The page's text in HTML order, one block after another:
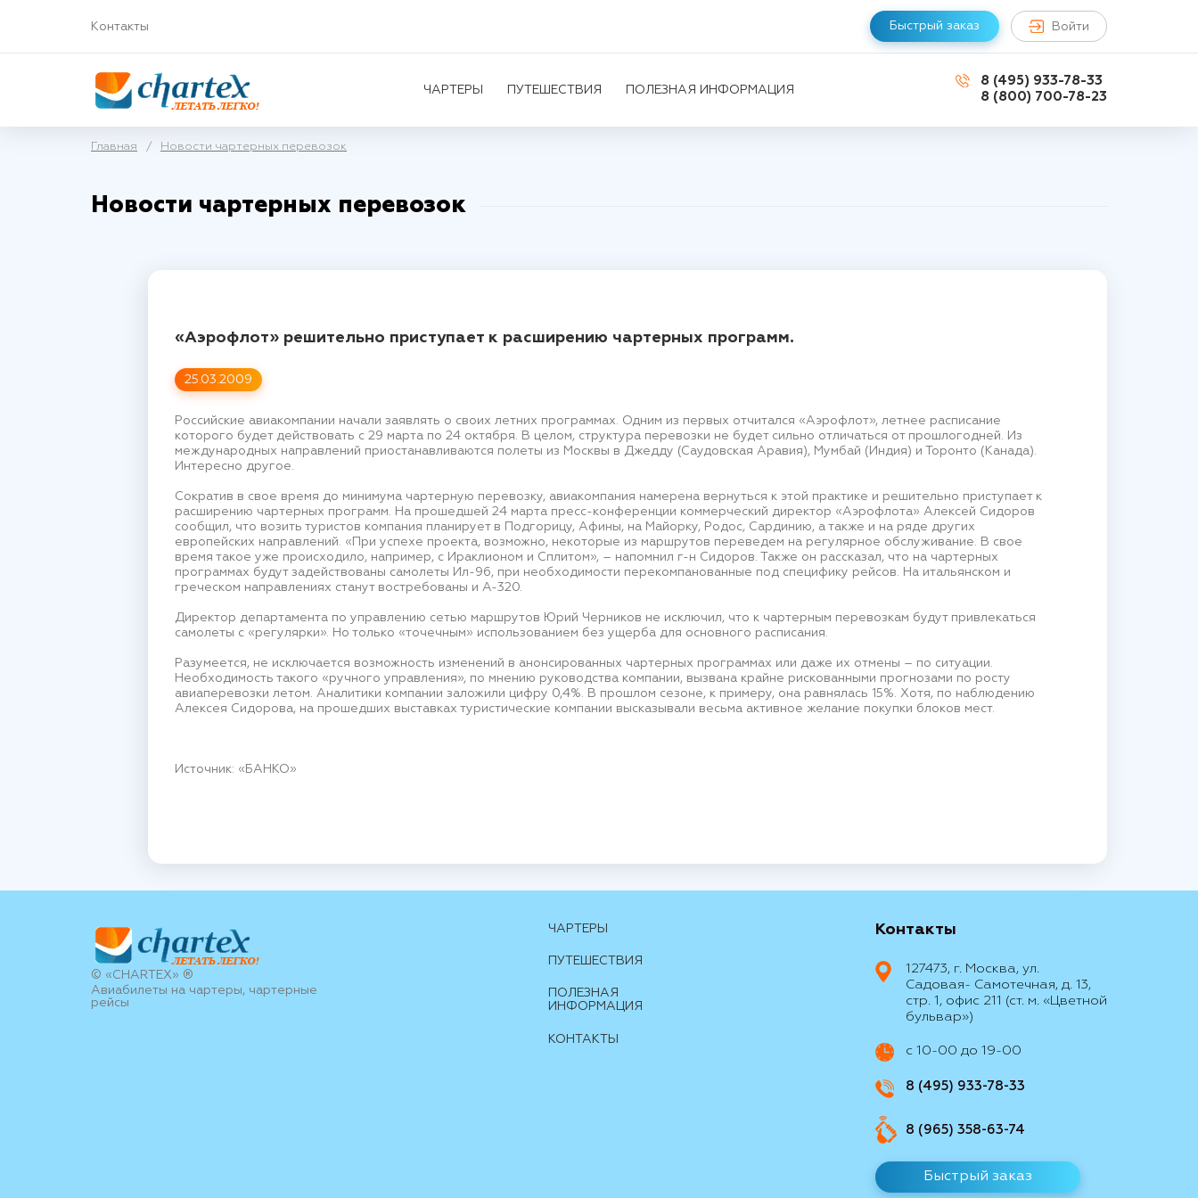
Контакты Быстрый заказ Войти
ЧАРТЕРЫ ПУТЕШЕСТВИЯ ПОЛЕЗНАЯ ИНФОРМАЦИЯ
8 (495) 933-78-33
8 (800) 700-78-23
Главная / Новости чартерных перевозок
Новости чартерных перевозок
25.03.2009
«Аэрофлот» решительно приступает к расширению чартерных программ.
Российские авиакомпании начали заявлять о своих летних программах. Одним из первых отчитался «Аэрофлот», летнее расписание
которого будет действовать с 29 марта по 24 октября. В целом, структура перевозки не будет сильно отличаться от прошлогодней. Из
международных направлений приостанавливаются полеты из Москвы в Джедду (Саудовская Аравия), Мумбай (Индия) и Торонто (Канада).
Интересно другое.
Сократив в свое время до минимума чартерную перевозку, авиакомпания намерена вернуться к этой практике и решительно приступает к
расширению чартерных программ. На прошедшей 24 марта пресс-конференции коммерческий директор «Аэрофлота» Алексей Сидоров
сообщил, что возить туристов компания планирует в Подгорицу, Афины, на Майорку, Родос, Сардинию, а также и на ряде других
европейских направлений. «При успехе проекта, возможно, некоторые из маршрутов переведем на регулярное обслуживание. В свое
время такое уже происходило, например, с Ираклионом и Сплитом», – напомнил г-н Сидоров. Также он рассказал, что на чартерных
программах будут задействованы самолеты Ил-96, при необходимости перекомпанованные под специфику рейсов. На итальянском и
греческом направлениях станут востребованы и А-320.
Директор департамента по управлению сетью маршрутов Юрий Черников не исключил, что к чартерным перевозкам будут привлекаться
самолеты с «регулярки». Но только «точечным» использованием без ущерба для основного расписания.
Разумеется, не исключается возможность изменений в анонсированных чартерных программах или даже их отмены – по ситуации.
Необходимость такого «ручного управления», по мнению руководства компании, вызвана крайне рискованными прогнозами по росту
авиаперевозки летом. Аналитики компании заложили цифру 0,4%. В прошлом сезоне, к примеру, она равнялась 15%. Хотя, по наблюдению
Алексея Сидорова, на прошедших выставках туристические компании высказывали весьма активное желание покупки блоков мест.
Источник: «БАНКО»
© «CHARTEX» ®
Авиабилеты на чартеры, чартерные
рейсы
ЧАРТЕРЫ
ПУТЕШЕСТВИЯ
ПОЛЕЗНАЯ
ИНФОРМАЦИЯ
КОНТАКТЫ
Контакты
127473, г. Москва, ул.
Садовая- Самотечная, д. 13,
стр. 1, офис 211 (ст. м. «Цветной
бульвар»)
с 10-00 до 19-00
8 (495) 933-78-33
8 (965) 358-63-74
Быстрый заказ